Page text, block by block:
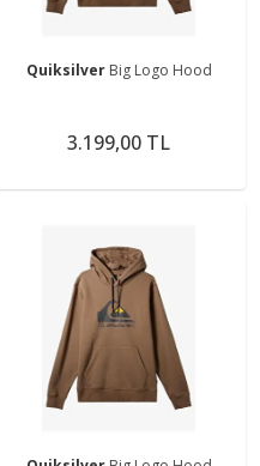
Quiksilver Big Logo Hood
3.199,00 TL